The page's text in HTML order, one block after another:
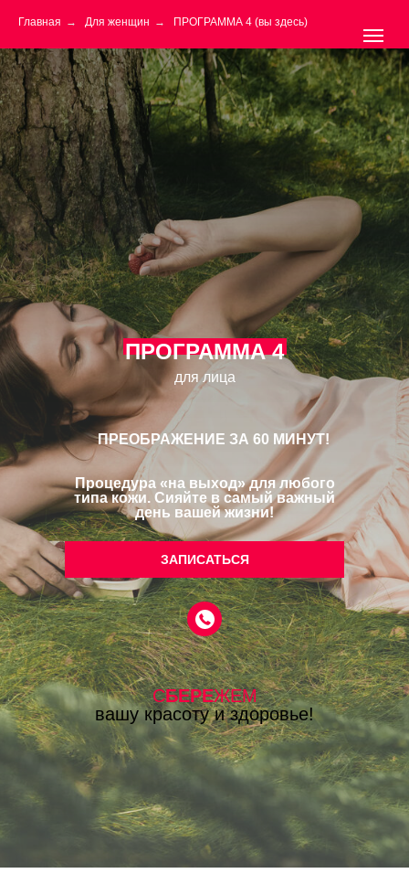
Главная → Для женщин → ПРОГРАММА 4 (вы здесь)
ЗАПИСАТЬСЯ
для лица
ПРОГРАММА 4
СБЕРЕЖЕМ
вашу красоту и здоровье!
Процедура «на выход» для любого
типа кожи. Сияйте в самый важный
день вашей жизни!
ПРЕОБРАЖЕНИЕ ЗА 60 МИНУТ!